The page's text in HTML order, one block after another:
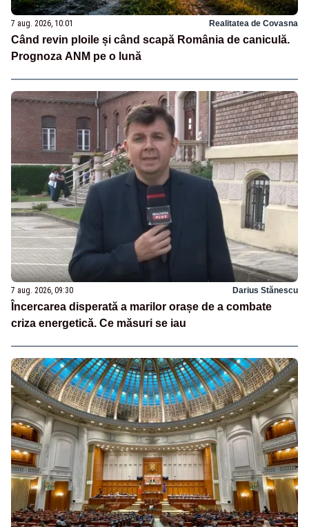
7 aug. 2026, 10:01 Realitatea de Covasna
Când revin ploile și când scapă România de caniculă.
Prognoza ANM pe o lună
7 aug. 2026, 09:30 Darius Stănescu
Încercarea disperată a marilor orașe de a combate
criza energetică. Ce măsuri se iau